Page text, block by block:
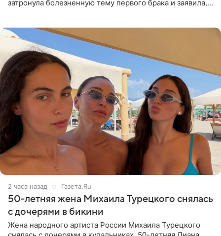
затронула болезненную тему первого брака и заявила,
2 часа назад Газета.Ru
50-летняя жена Михаила Турецкого снялась
с дочерями в бикини
Жена народного артиста России Михаила Турецкого